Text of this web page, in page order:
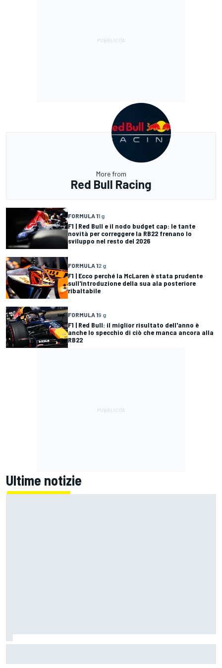
More from
Red Bull Racing
FORMULA 11 g
F1 | Red Bull e il nodo budget cap: le tante
novità per correggere la RB22 frenano lo
sviluppo nel resto del 2026
FORMULA 12 g
F1 | Ecco perché la McLaren è stata prudente
sull'introduzione della sua ala posteriore
ribaltabile
FORMULA 19 g
F1 | Red Bull: il miglior risultato dell'anno è
anche lo specchio di ciò che manca ancora alla
RB22
Ultime notizie